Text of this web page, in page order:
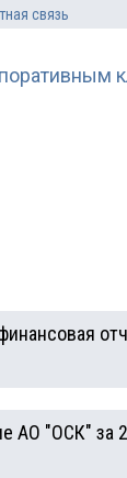
связь
АО "ОСК" за